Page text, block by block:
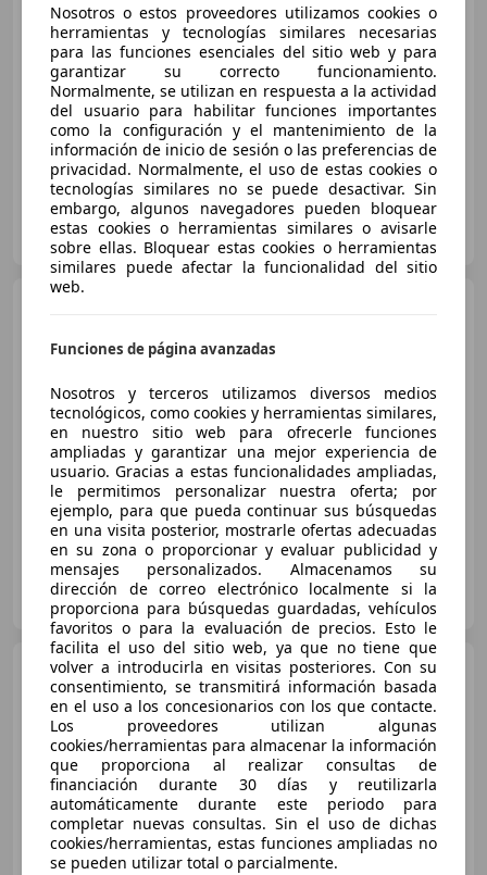
€ 22.000
Sin comparación
09/1985 206.464 km Gasolina 160 kW (218 CV)
Particular
ES-35005 Las Palmas de Gran Canaria
€ 9.900
Sin comparación
10/1990 159.000 km Diésel 84 kW (114 CV)
Particular
ES-24401 Ponferrada
BMW 520 520d
€ 8.350
Súperoferta
10/2010 202.860 km Diésel 135 kW (184 CV)
Nosotros o estos proveedores utilizamos cookies o
herramientas y tecnologías similares necesarias
para las funciones esenciales del sitio web y para
garantizar su correcto funcionamiento.
Normalmente, se utilizan en respuesta a la actividad
del usuario para habilitar funciones importantes
como la configuración y el mantenimiento de la
información de inicio de sesión o las preferencias de
privacidad. Normalmente, el uso de estas cookies o
tecnologías similares no se puede desactivar. Sin
embargo, algunos navegadores pueden bloquear
estas cookies o herramientas similares o avisarle
sobre ellas. Bloquear estas cookies o herramientas
similares puede afectar la funcionalidad del sitio
web.
Funciones de página avanzadas
Nosotros y terceros utilizamos diversos medios
tecnológicos, como cookies y herramientas similares,
en nuestro sitio web para ofrecerle funciones
ampliadas y garantizar una mejor experiencia de
usuario. Gracias a estas funcionalidades ampliadas,
le permitimos personalizar nuestra oferta; por
ejemplo, para que pueda continuar sus búsquedas
en una visita posterior, mostrarle ofertas adecuadas
en su zona o proporcionar y evaluar publicidad y
mensajes personalizados. Almacenamos su
dirección de correo electrónico localmente si la
proporciona para búsquedas guardadas, vehículos
favoritos o para la evaluación de precios. Esto le
facilita el uso del sitio web, ya que no tiene que
volver a introducirla en visitas posteriores. Con su
consentimiento, se transmitirá información basada
en el uso a los concesionarios con los que contacte.
Los proveedores utilizan algunas
cookies/herramientas para almacenar la información
que proporciona al realizar consultas de
financiación durante 30 días y reutilizarla
automáticamente durante este periodo para
completar nuevas consultas. Sin el uso de dichas
cookies/herramientas, estas funciones ampliadas no
se pueden utilizar total o parcialmente.